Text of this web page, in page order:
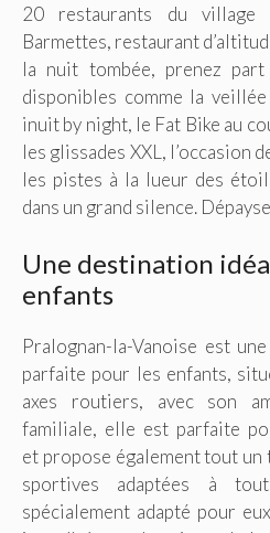
20 restaurants du
Barmettes, restaurant
la nuit tombée, prenez
disponibles comme la
inuit by night, le Fat Bike au
les glissades XXL, l’occasion
les pistes à la lueur des
dans un grand silence.
Une destination
enfants
Pralognan-la-Vanoise est
parfaite pour les enfants,
axes routiers, avec son
familiale, elle est parfaite
et propose également tout un
sportives adaptées à
spécialement adapté pour